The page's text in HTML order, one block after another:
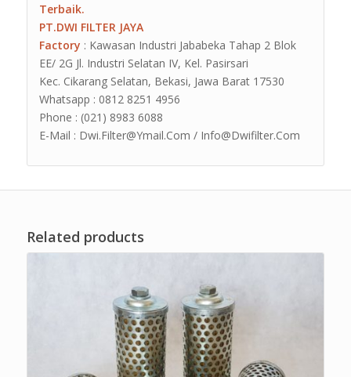
Terbaik.
PT.DWI FILTER JAYA
Factory : Kawasan Industri Jababeka Tahap 2 Blok
EE/ 2G Jl. Industri Selatan IV, Kel. Pasirsari
Kec. Cikarang Selatan, Bekasi, Jawa Barat 17530
Whatsapp : 0812 8251 4956
Phone : (021) 8983 6088
E-Mail : Dwi.Filter@Ymail.Com / Info@Dwifilter.Com
Related products